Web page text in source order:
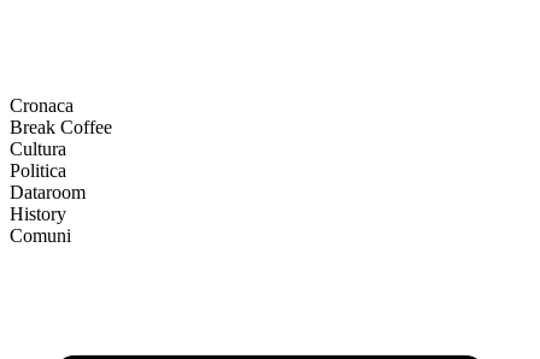
Cronaca
Break Coffee
Cultura
Politica
Dataroom
History
Comuni